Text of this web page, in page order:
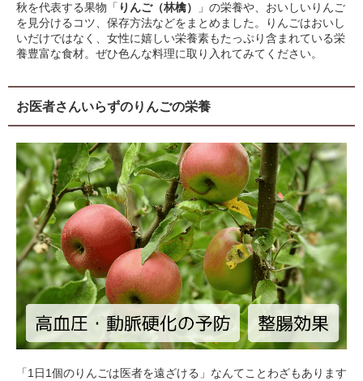
秋を代表する果物「 りんご（林檎）
」の栄養や、おいしいりんご
を見分けるコツ、保存方法などをまとめました。りんごはおいし
いだけではなく、女性に嬉しい栄養素もたっぷり含まれている栄
養豊富な食材。ぜひ色んな料理に取り入れてみてください。
お医者さんいらずのりんごの栄養
「1日1個のりんごは医者を遠ざける」なんてことわざもあります